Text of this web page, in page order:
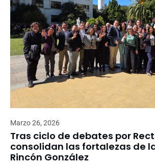
Marzo 26, 2026
Tras ciclo de debates por
consolidan las fortalezas de
Rincón González